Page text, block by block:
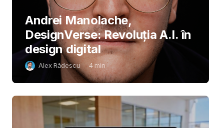
Andrei Manolache,
DesignVerse: Revoluția A.I. în
design digital
Alex Rădescu 4 min